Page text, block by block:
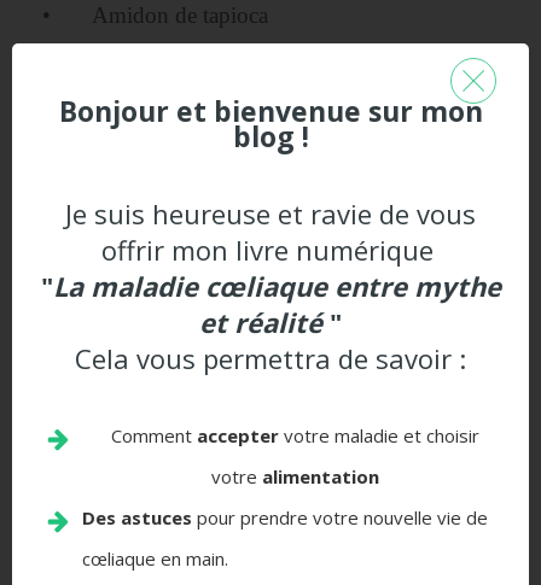
• Amidon de tapioca
• Fécule de pomme de terre
Farines naturellement sans gluten
• Farine de riz
• Farine de maïs
• Farine de sarrasin
• Farine de millet
• Farine de sorgho
• Farine de teff
Bonjour et bienvenue sur mon
blog !
Je suis heureuse et ravie de vous
offrir mon livre numérique
"La maladie cœliaque entre mythe
et réalité"
Cela vous permettra de savoir :
Commentacceptervotre maladie et choisir
votre alimentation
Des astuces pour prendre votre nouvelle vie de
cœliaque en main.